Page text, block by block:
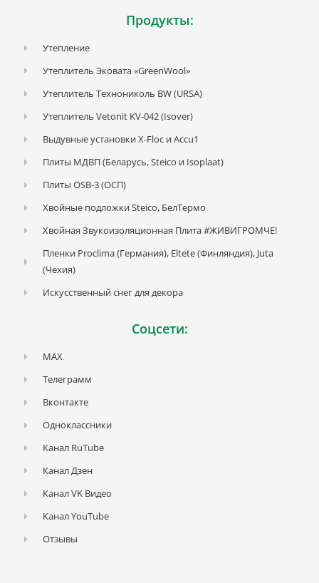
Продукты:
Утепление
Утеплитель Эковата «GreenWool»
Утеплитель Технониколь BW (URSA)
Утеплитель Vetonit KV-042 (Isover)
Выдувные установки X-Floc и Accu1
Плиты МДВП (Беларусь, Steico и Isoplaat)
Плиты OSB-3 (ОСП)
Хвойные подложки Steico, БелТермо
Хвойная Звукоизоляционная Плита #ЖИВИГРОМЧЕ!
Пленки Proclima (Германия), Eltete (Финляндия), Juta
(Чехия)
Искусственный снег для декора
Соцсети:
MAX
Телеграмм
Вконтакте
Одноклассники
Канал RuTube
Канал Дзен
Канал VK Видео
Канал YouTube
Отзывы